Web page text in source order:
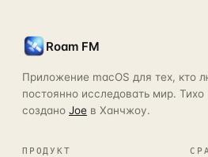
Roam FM
Приложение macOS для тех, кто
постоянно исследовать мир. Тихо
создано Joe в Ханчжоу.
ПРОДУКТ